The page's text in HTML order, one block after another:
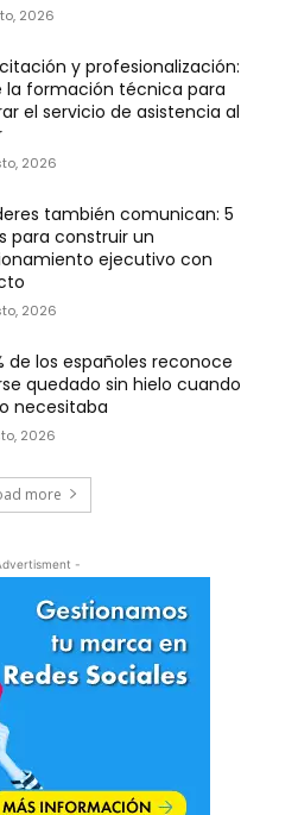
2026
y profesionalización:
la formación técnica para
el servicio de asistencia al
2026
también comunican: 5
para construir un
ejecutivo con
2026
de los españoles reconoce
quedado sin hielo cuando
necesitaba
2026
more
-